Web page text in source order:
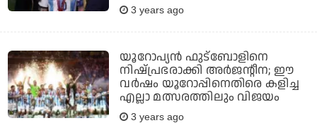
3 years ago
യൂറോപ്യൻ ഫുട്ബോളിനെ
നിഷ്പ്രഭരാക്കി അർജന്റീന; ഈ
വർഷം യൂറോപ്പിനെതിരെ കളിച്ച
എല്ലാ മത്സരത്തിലും വിജയം
3 years ago